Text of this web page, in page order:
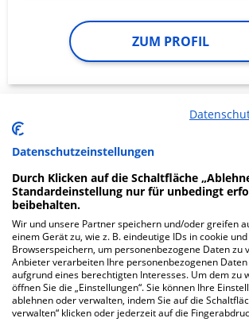
ZUM PROFIL
Bezirkskrankenhaus
Bayreuth - Tagesklinik
für Kinder- und…
Hinterer Glockenberg 25c
96450 Coburg
ZUM PROFIL
Datenschutzeinstellungen
Durch Klicken auf die Schaltfläche
Standardeinstellung nur für unbedingt
beibehalten.
Wir und unsere Partner speichern und/oder greifen
einem Gerät zu, wie z. B. eindeutige IDs in cookie
Browserspeichern, um personenbezogene Daten zu
Anbieter verarbeiten Ihre personenbezogenen
aufgrund eines berechtigten Interesses. Um dem zu
öffnen Sie die „Einstellungen“. Sie können Ihre
ablehnen oder verwalten, indem Sie auf die
verwalten“ klicken oder jederzeit auf die